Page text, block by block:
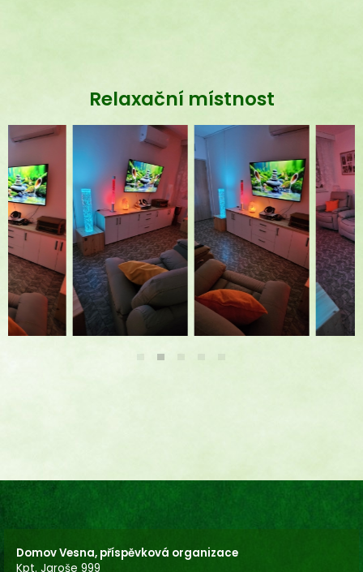
Stravování
Bazální stimulace
InBody BWA2
Společenská odpovědnost
Relaxační místnost
Dokumenty ke stažení
Kontakt
Domov Vesna, příspěvková organizace
Kpt. Jaroše 999